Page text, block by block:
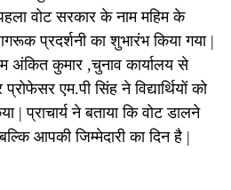
वोट सरकार के नाम महिम के
प्रदर्शनी का शुभारंभ किया गया |
अंकित कुमार ,चुनाव कार्यालय से
एम.पी सिंह ने विद्यार्थियों को
| प्राचार्य ने बताया कि वोट डालने
आपकी जिम्मेदारी का दिन है |